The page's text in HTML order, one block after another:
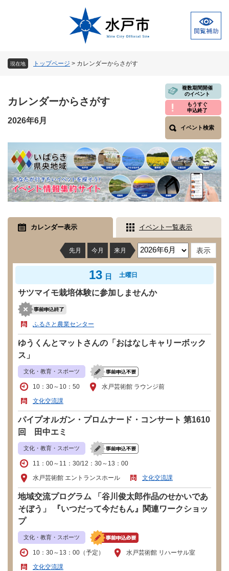
現在地 トップページ > カレンダーからさがす
文
カレンダーからさがす
複数期間開催
のイベント
もうすぐ
申込終了
イベント検索
2026年6月
カレンダー表示 イベント一覧表示
先月 今月 来月
13 日 土曜日
サツマイモ栽培体験に参加しませんか
ふるさと農業センター
ゆうくんとマットさんの「おはなしキャリーボック
ス」
文化・教育・スポーツ
10：30～10：50
水戸芸術館 ラウンジ前
文化交流課
パイプオルガン・プロムナード・コンサート 第1610
回 田中エミ
文化・教育・スポーツ
11：00～11：30/12：30～13：00
水戸芸術館 エントランスホール
文化交流課
地域交流プログラム 「谷川俊太郎作品のせかいであ
そぼう」 『いつだって今だもん』関連ワークショッ
プ
文化・教育・スポーツ
10：30～13：00（予定）
水戸芸術館 リハーサル室
文化交流課